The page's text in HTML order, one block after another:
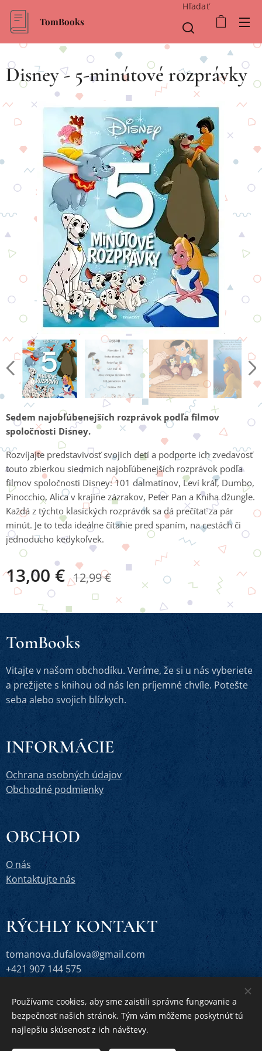
TomBooks
Hľadať
Disney - 5-minútové rozprávky
Sedem najobľúbenejších rozprávok podľa filmov
spoločnosti Disney.
Rozvíjajte predstavivosť svojich detí a podporte ich zvedavosť
touto zbierkou siedmich najobľúbenejších rozprávok podľa
filmov spoločnosti Disney: 101 dalmatínov, Leví kráľ, Dumbo,
Pinocchio, Alica v krajine zázrakov, Peter Pan a Kniha džungle.
Každá z týchto klasických rozprávok sa dá prečítať za pár
minút. Je to teda ideálne čítanie pred spaním, na cestách či
jednoducho kedykoľvek.
13,00 € 12,99€
TomBooks
Vitajte v našom obchodíku. Veríme, že si u nás vyberiete
a prežijete s knihou od nás len príjemné chvíle. Potešte
seba alebo svojich blízkych.
INFORMÁCIE
Ochrana osobných údajov
Obchodné podmienky
OBCHOD
O nás
Kontaktujte nás
RÝCHLY KONTAKT
tomanova.dufalova@gmail.com
+421 907 144 575
Vytvorené službouWebnode Cookies
Používame cookies, aby sme zaistili správne fungovanie a
bezpečnosť našich stránok. Tým vám môžeme poskytnúť tú
najlepšiu skúsenosť z ich návštevy.